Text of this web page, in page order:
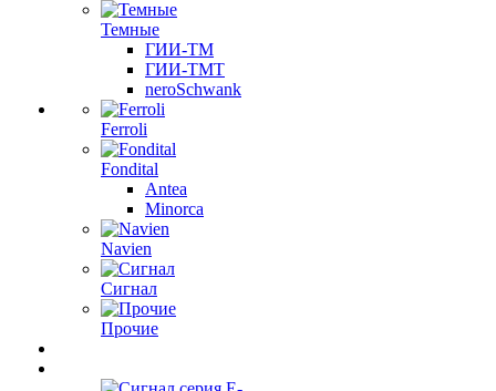
Темные
ГИИ-ТМ
ГИИ-ТМТ
neroSchwank
Ferroli
Fondital
Antea
Minorca
Navien
Сигнал
Прочие